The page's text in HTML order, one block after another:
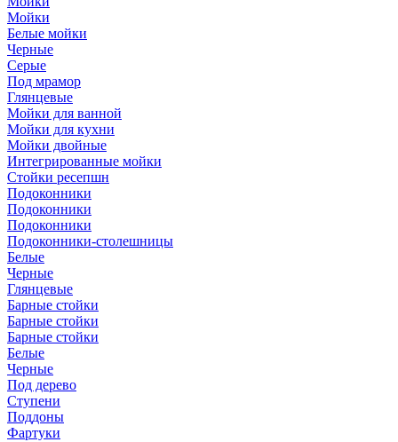
Мойки
Белые мойки
Черные
Серые
Под мрамор
Глянцевые
Мойки для ванной
Мойки для кухни
Мойки двойные
Интегрированные мойки
Стойки ресепшн
Подоконники
Подоконники
Подоконники
Подоконники-столешницы
Белые
Черные
Глянцевые
Барные стойки
Барные стойки
Барные стойки
Белые
Черные
Под дерево
Ступени
Поддоны
Фартуки